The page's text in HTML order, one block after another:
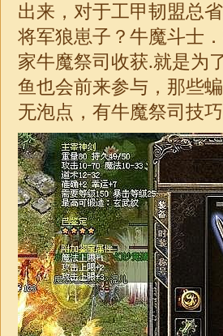
出来，对于工甲韧盟总
将军狼崽子？牛魔斗士
家牛魔祭司收获.就是为
鱼也会前来参与，那些
无泡点，有牛魔祭司技